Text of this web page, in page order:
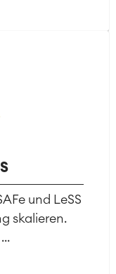
und LeSS
skalieren.